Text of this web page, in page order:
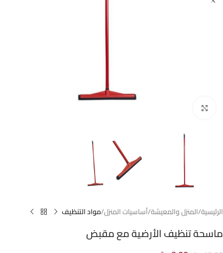
الرئيسية المنزل والمعيشة أساسيات المنزل مواد التنظيف
ماسحة تنظيف الأرضية مع مقبض